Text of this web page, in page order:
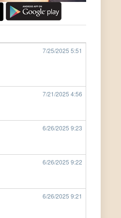
7/25/2025 5:51
7/21/2025 4:56
6/26/2025 9:23
6/26/2025 9:22
6/26/2025 9:21